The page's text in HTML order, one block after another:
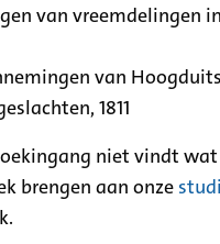
van vreemdelingen
van
1811
niet vindt
brengen aan onze